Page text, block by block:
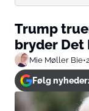
Trump
bryder Det
Mie Møller Bie•
Følg